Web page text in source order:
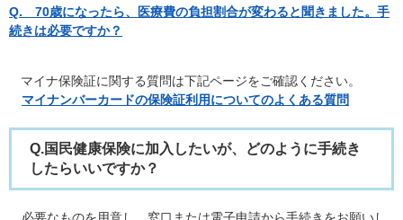
​Q. 70歳になったら、医療費の負担割合が変わると聞きました。手
続きは必要ですか？
マイナ保険証に関する質問は下記ページをご確認ください。
マイナンバーカードの保険証利用についてのよくある質問
Q.国民健康保険に加入したいが、どのように手続き
したらいいですか？